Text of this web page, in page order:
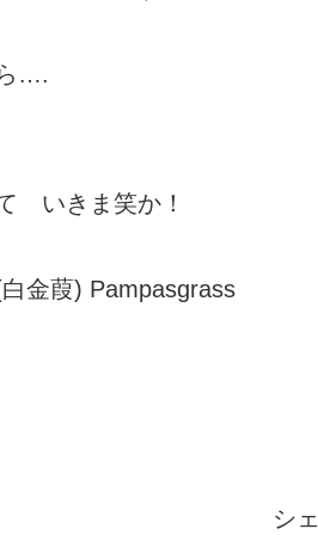
….
いきま笑か！
金葭) Pampasgrass
シ